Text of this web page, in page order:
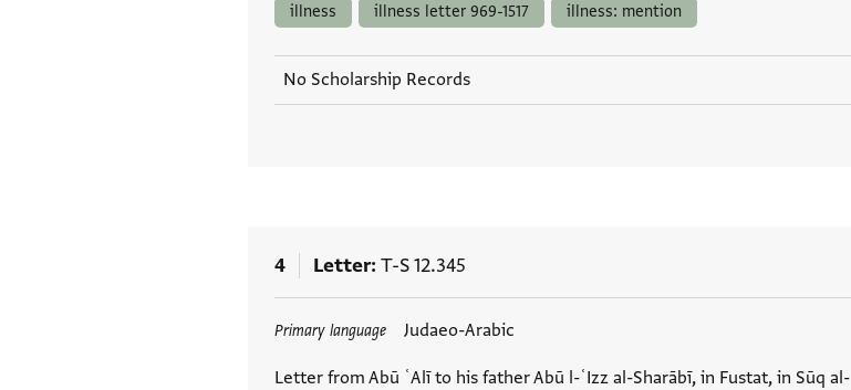
illness illness letter 969-1517 illness: mention
No Scholarship Records
4 Letter T-S 12.345
Primary language Judaeo-Arabic
Letter from Abū ʿAlī to his father Abū l-ʿIzz al-Sharābī, in Fustat, in Sūq al-
Tags